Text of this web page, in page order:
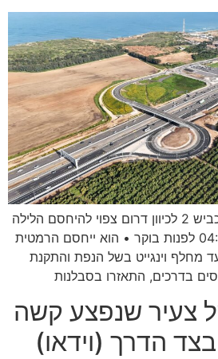
קיבלתם הודעה מ"ווייז"? כביש 2 לכיוון דרום צפוי להיחסם הלילה
בין השעה 23:59 ועד 04:59 לפנות בוקר • הוא ייחסם הרמטית
מחלף וינגייט בשל הנפת והתקנת
בדרכים, התאזרו בסבלנות
צעיר שנפצע קשה
הדרך (וידאו)